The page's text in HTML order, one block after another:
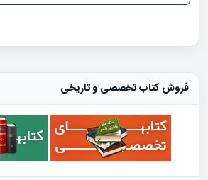
فروش کتاب تخصصی و تاریخی